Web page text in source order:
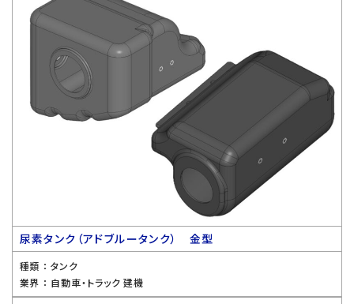
尿素タンク（アドブルータンク） 金型
種類 ： タンク
業界 ： 自動車・トラック 建機